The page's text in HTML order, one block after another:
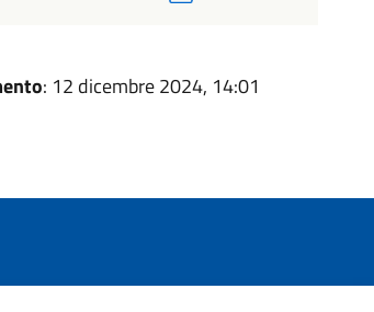
: 12 dicembre 2024, 14:01